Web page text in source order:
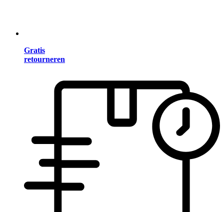
Gratis
retourneren